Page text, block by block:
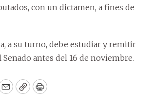
con un dictamen, a fines de
a su turno, debe estudiar y remitir
Senado antes del 16 de noviembre.
EmailCopyPrint